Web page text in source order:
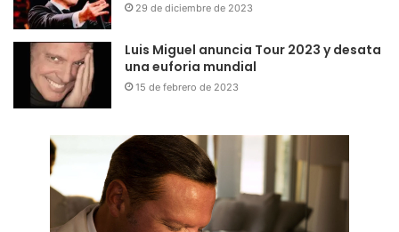
29 de diciembre de 2023
Luis Miguel anuncia Tour 2023 y desata
una euforia mundial
15 de febrero de 2023